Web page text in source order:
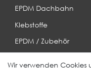
EPDM Dachbahn
Klebstoffe
EPDM / Zubehör
Wir verwenden